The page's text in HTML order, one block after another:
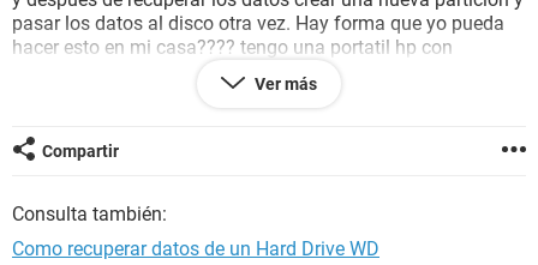
pasar los datos al disco otra vez. Hay forma que yo pueda
hacer esto en mi casa???? tengo una portatil hp con
windows xp. La razon porque no la llevo donde un tecnico es
porque tengo informacion muy importante y no puedo dejar
hacer la recuperacion de datos. Mi otra pregunta es si dejo
que el haga esto y al recuperar los datos puede el mirar que
puede decir como lo hago y que programa necesito se los
agradeceria mucho.
Ver más
Compartir
Consulta también:
Como recuperar datos de un Hard Drive WD